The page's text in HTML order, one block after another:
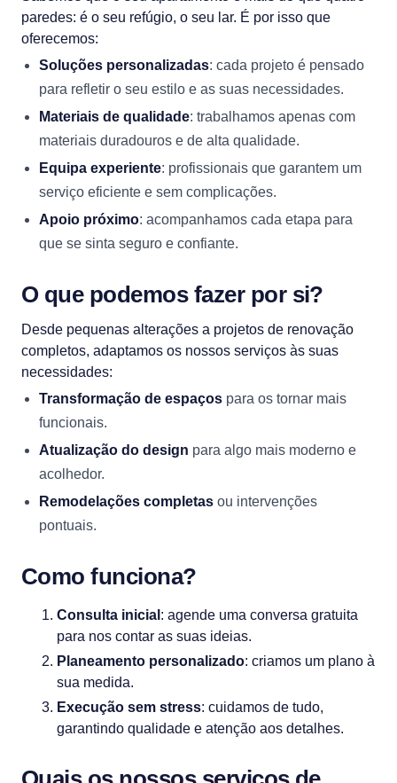
paredes: é o seu refúgio, o seu lar. É por isso que
oferecemos:
Soluções personalizadas: cada projeto é pensado
para refletir o seu estilo e as suas necessidades.
Materiais de qualidade: trabalhamos apenas com
materiais duradouros e de alta qualidade.
Equipa experiente: profissionais que garantem um
serviço eficiente e sem complicações.
Apoio próximo: acompanhamos cada etapa para
que se sinta seguro e confiante.
O que podemos fazer por si?
Desde pequenas alterações a projetos de renovação
completos, adaptamos os nossos serviços às suas
necessidades:
Transformação de espaços para os tornar mais
funcionais.
Atualização do design para algo mais moderno e
acolhedor.
Remodelações completas ou intervenções
pontuais.
Como funciona?
Consulta inicial : agende uma conversa gratuita
para nos contar as suas ideias.
Planeamento personalizado: criamos um plano à
sua medida.
Execução sem stress: cuidamos de tudo,
garantindo qualidade e atenção aos detalhes.